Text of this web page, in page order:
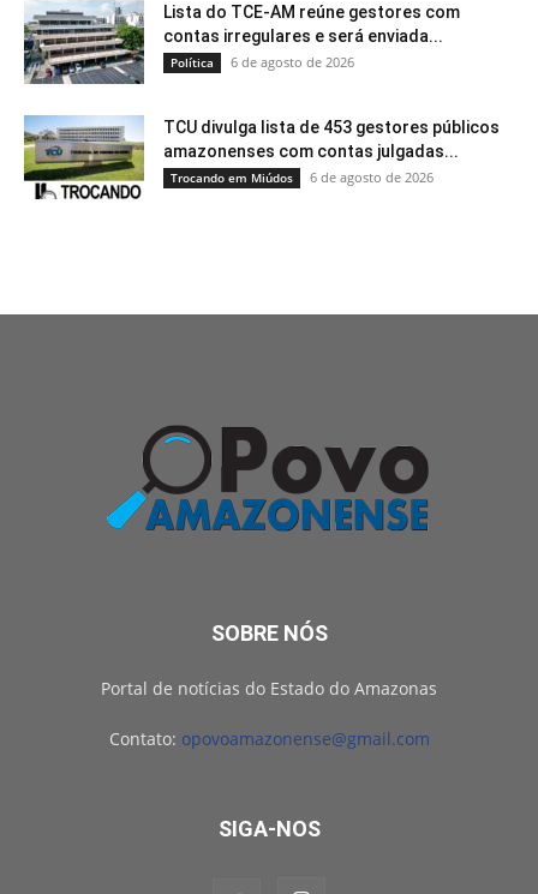
Lista do TCE-AM reúne gestores com
contas irregulares e será enviada...
Política 6 de agosto de 2026
TCU divulga lista de 453 gestores públicos
amazonenses com contas julgadas...
Trocando em Miúdos 6 de agosto de 2026
SOBRE NÓS
Portal de notícias do Estado do Amazonas
Contato: opovoamazonense@gmail.com
SIGA-NOS